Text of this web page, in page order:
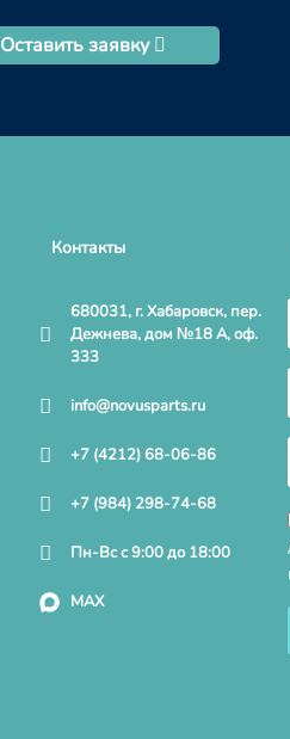
Оставить заявку
Контакты
680031, г. Хабаровск, пер.
Дежнева, дом №18 А, оф.
333
info@novusparts.ru
+7 (4212) 68-06-86
+7 (984) 298-74-68
Пн-Вс с 9:00 до 18:00
MAX